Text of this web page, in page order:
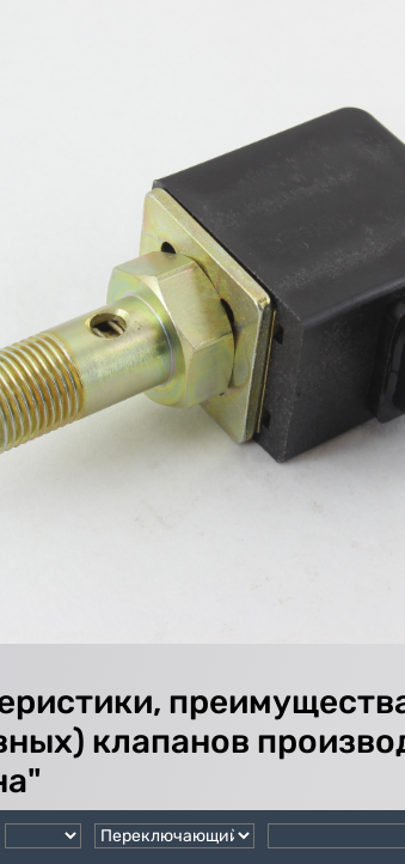
клапанов